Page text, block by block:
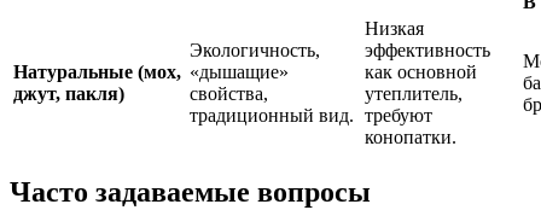
Натуральные (мох,
джут, пакля)
Экологичность,
«дышащие»
свойства,
традиционный вид.
Низкая
эффективность
как основной
утеплитель,
требуют
конопатки.
Часто задаваемые вопросы